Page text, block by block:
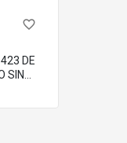
favorite_border
DE
SIN